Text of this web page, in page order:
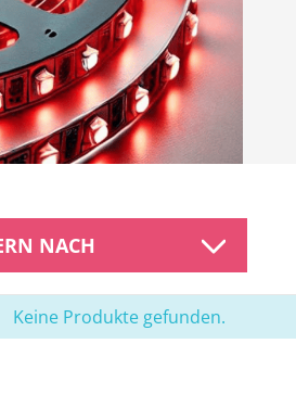
NACH
Keine Produkte gefunden.